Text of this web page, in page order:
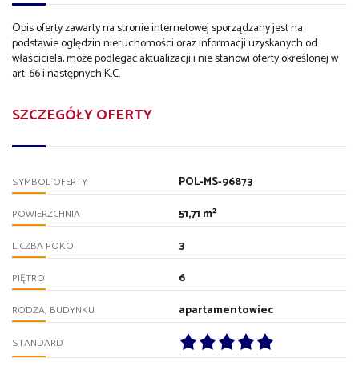
Opis oferty zawarty na stronie internetowej sporządzany jest na
podstawie oględzin nieruchomości oraz informacji uzyskanych od
właściciela, może podlegać aktualizacji i nie stanowi oferty określonej w
art. 66 i następnych K.C.
SZCZEGÓŁY OFERTY
SYMBOL OFERTY POL-MS-96873
POWIERZCHNIA 51,71 m²
LICZBA POKOI 3
PIĘTRO 6
RODZAJ BUDYNKU apartamentowiec
STANDARD